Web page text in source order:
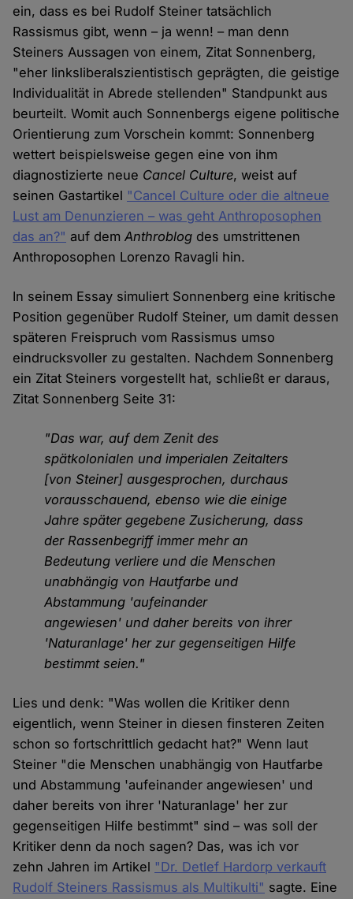
ein, dass es bei Rudolf Steiner tatsächlich
Rassismus gibt, wenn – ja wenn! – man denn
Steiners Aussagen von einem, Zitat Sonnenberg,
"eher linksliberal­szien­tistisch geprägten, die geistige
Individualität in Abrede stel­lenden" Standpunkt aus
beurteilt. Womit auch Sonnenbergs eigene politische
Orientierung zum Vorschein kommt: Sonnenberg
wettert beispielsweise gegen eine von ihm
diagnostizierte neue Cancel Culture, weist auf
seinen Gastartikel "Cancel Culture oder die altneue
Lust am Denunzieren – was geht Anthroposophen
das an?" auf demAnthroblog des umstrittenen
Anthroposophen Lorenzo Ravagli hin.
In seinem Essay simuliert Sonnenberg eine kritische
Position gegenüber Rudolf Steiner, um damit dessen
späteren Freispruch vom Rassismus umso
eindrucksvoller zu gestalten. Nachdem Sonnenberg
ein Zitat Steiners vorgestellt hat, schließt er daraus,
Zitat Sonnenberg Seite 31:
"Das war, auf dem Zenit des
spätkolonialen und imperialen Zeit­alters
[von Steiner] ausgesprochen, durchaus
vorausschauend, ebenso wie die einige
Jahre später gegebene Zusicherung, dass
der Rassen­begriff immer mehr an
Bedeutung verliere und die Menschen
unabhängig von Hautfarbe und
Abstammung 'aufeinander
angewiesen' und daher bereits von ihrer
'Naturanlage' her zur gegenseitigen Hilfe
bestimmt seien."
Lies und denk: "Was wollen die Kritiker denn
eigentlich, wenn Steiner in diesen finsteren Zeiten
schon so fortschrittlich gedacht hat?" Wenn laut
Steiner "die Menschen unabhängig von Hautfarbe
und Abstammung 'aufeinander angewiesen' und
daher bereits von ihrer 'Naturanlage' her zur
gegenseitigen Hilfe bestimmt" sind – was soll der
Kritiker denn da noch sagen? Das, was ich vor
zehn Jahren im Artikel "Dr. Detlef Hardorp verkauft
Rudolf Steiners Rassismus als Multikulti" sagte. Eine